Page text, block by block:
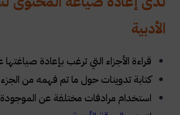
الأدبية
قراءة الأجزاء التي ترغب بإعادة
كتابة تدوينات حول ما تم فهمه من
استخدام مرادفات مختلفة عن